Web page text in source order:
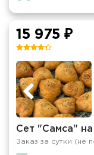
15 975 ₽
Сет "Самса"
Заказ за сутки (не